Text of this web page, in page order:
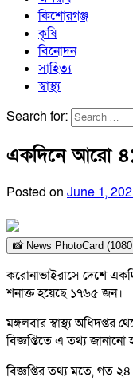
কিশোরগঞ্জ
কৃষি
বিনোদন
সাহিত্য
স্বাস্থ্য
Search for:
একদিনে আরো
Posted on June 1,
📸 News PhotoCard
করোনাভাইরাসে দেশে
শনাক্ত হয়েছে ১৭৬৫ জন।
মঙ্গলবার স্বাস্থ্য
বিজ্ঞপ্তিতে এ তথ্য জানানো
বিজ্ঞপ্তির তথ্য মতে, গত